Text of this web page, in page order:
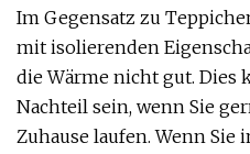
Im Gegensatz zu
mit isolierenden
die Wärme nicht gut. Dies
Nachteil sein, wenn Sie
Zuhause laufen. Wenn